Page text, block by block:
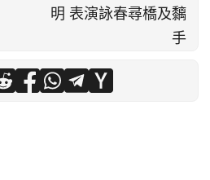
明 表演詠春尋橋及黐
手